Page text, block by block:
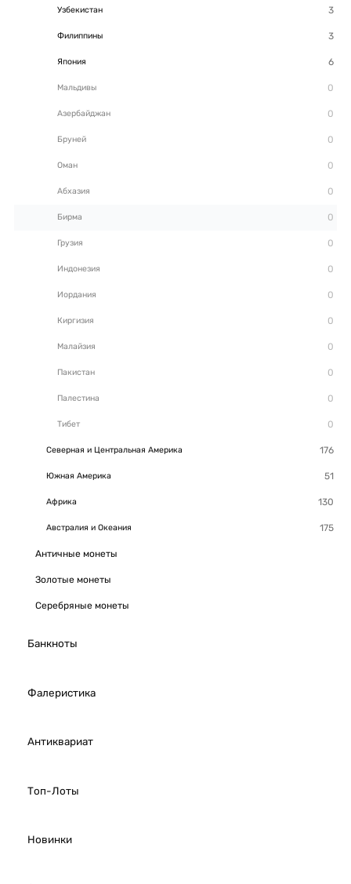
Узбекистан
Филиппины
Япония
Мальдивы
Азербайджан
Бруней
Оман
Абхазия
Бирма
Грузия
Индонезия
Иордания
Киргизия
Малайзия
Пакистан
Палестина
Тибет
Северная и Центральная Америка
Южная Америка
Африка
Австралия и Океания
Античные монеты
Золотые монеты
Серебряные монеты
Банкноты
Фалеристика
Антиквариат
Топ-Лоты
Новинки